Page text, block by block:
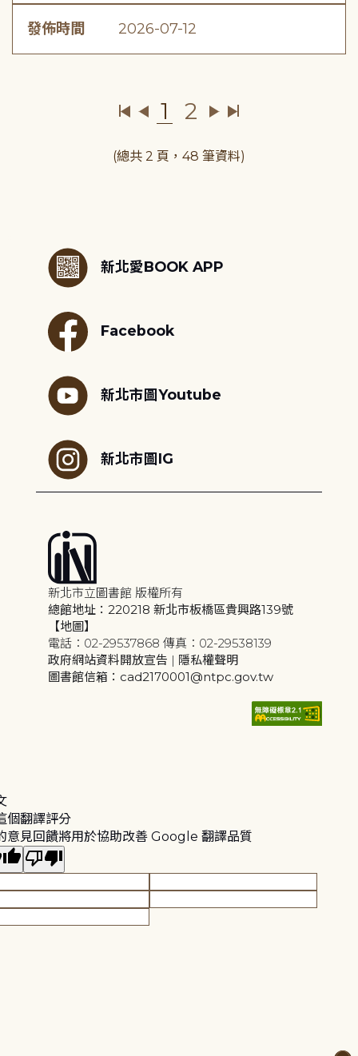
發佈時間 2026-07-12
1 2
(總共 2 頁，48 筆資料)
新北愛BOOK APP
Facebook
新北市圖Youtube
新北市圖IG
新北市立圖書館 版權所有
總館地址：220218 新北市板橋區貴興路139號
【地圖】
電話：02-29537868 傳真：02-29538139
政府網站資料開放宣告 | 隱私權聲明
圖書館信箱：cad2170001@ntpc.gov.tw
個翻譯評分
意見回饋將用於協助改善 Google 翻譯品質